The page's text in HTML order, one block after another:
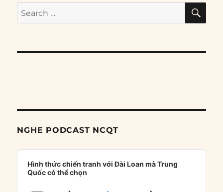
Search
for:
NGHE PODCAST NCQT
Audio
Player
Hình thức chiến tranh với Đài Loan mà Trung
Quốc có thể chọn